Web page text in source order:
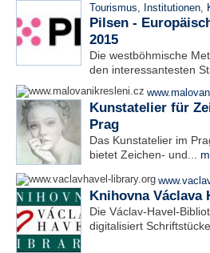
Tourismus, Institutionen,
Pilsen -
2015
Die westböhmische
den interessantesten
Kunstatelier für
Prag
Das Kunstatelier im
bietet Zeichen- und...
Knihovna Václava
Die Václav-Havel-
digitalisiert